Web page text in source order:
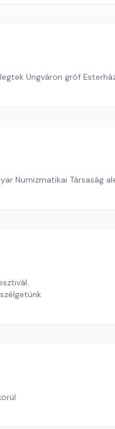
Ungváron gróf
Numizmatikai Társaság